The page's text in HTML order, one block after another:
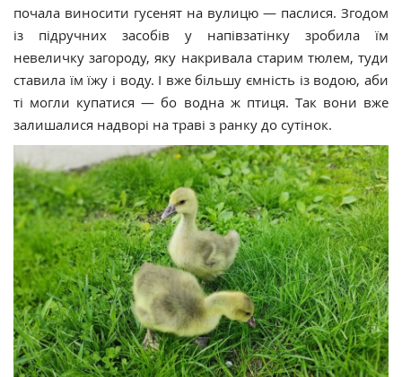
почала виносити гусенят на вулицю — паслися. Згодом
із підручних засобів у напівзатінку зробила їм
невеличку загороду, яку накривала старим тюлем, туди
ставила їм їжу і воду. І вже більшу ємність із водою, аби
ті могли купатися — бо водна ж птиця. Так вони вже
залишалися надворі на траві з ранку до сутінок.